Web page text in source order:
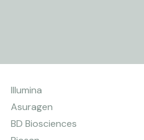
Illumina
Asuragen
BD Biosciences